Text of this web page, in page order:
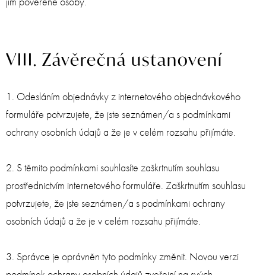
VIII. Závěrečná ustanovení
1. Odesláním objednávky z internetového objednávkového
formuláře potvrzujete, že jste seznámen/a s podmínkami
ochrany osobních údajů a že je v celém rozsahu přijímáte.
2. S těmito podmínkami souhlasíte zaškrtnutím souhlasu
prostřednictvím internetového formuláře. Zaškrtnutím souhlasu
potvrzujete, že jste seznámen/a s podmínkami ochrany
osobních údajů a že je v celém rozsahu přijímáte.
3. Správce je oprávněn tyto podmínky změnit. Novou verzi